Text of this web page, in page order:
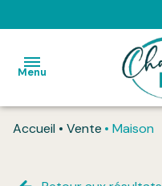
Menu
Acheter
Accueil Vente Maison